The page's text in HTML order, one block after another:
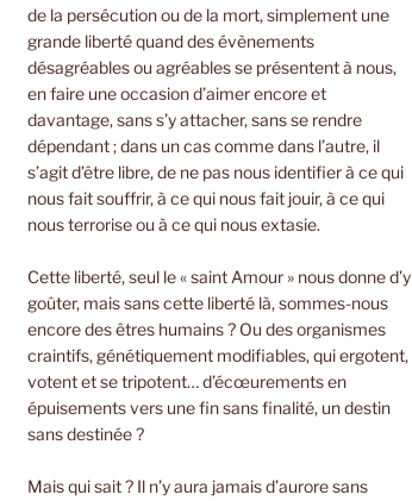
de la persécution ou de la mort, simplement une
grande liberté quand des évènements
désagréables ou agréables se présentent à nous,
en faire une occasion d’aimer encore et
davantage, sans s’y attacher, sans se rendre
dépendant ; dans un cas comme dans l’autre, il
s’agit d’être libre, de ne pas nous identifier à ce qui
nous fait souffrir, à ce qui nous fait jouir, à ce qui
nous terrorise ou à ce qui nous extasie.
Cette liberté, seul le « saint Amour » nous donne d’y
goûter, mais sans cette liberté là, sommes-nous
encore des êtres humains ? Ou des organismes
craintifs, génétiquement modifiables, qui ergotent,
votent et se tripotent… d’écœurements en
épuisements vers une fin sans finalité, un destin
sans destinée ?
Mais qui sait ? Il n’y aura jamais d’aurore sans